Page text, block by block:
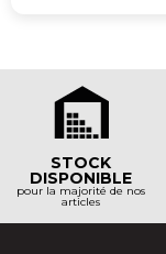
STOCK
DISPONIBLE
pour la majorité de nos
articles